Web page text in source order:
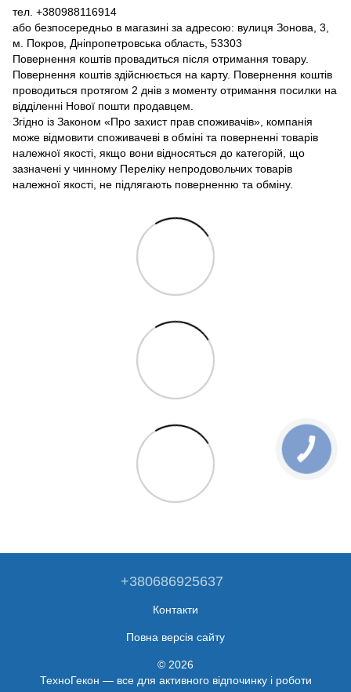
тел. +380988116914
або безпосередньо в магазині за адресою: вулиця Зонова, 3,
м. Покров, Дніпропетровська область, 53303
Повернення коштів провадиться після отримання товару.
Повернення коштів здійснюється на карту. Повернення коштів
проводиться протягом 2 днів з моменту отримання посилки на
відділенні Нової пошти продавцем.
Згідно із Законом «Про захист прав споживачів», компанія
може відмовити споживачеві в обміні та поверненні товарів
належної якості, якщо вони відносяться до категорій, що
зазначені у чинному Переліку непродовольчих товарів
належної якості, не підлягають поверненню та обміну.
+380686925637
Контакти
Повна версія сайту
© 2026
ТехноГекон — все для активного відпочинку і роботи